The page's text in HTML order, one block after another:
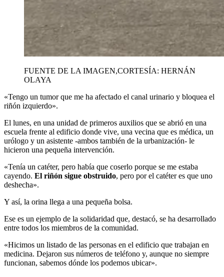
FUENTE DE LA IMAGEN,CORTESÍA: HERNÁN
OLAYA
«Tengo un tumor que me ha afectado el canal urinario y bloquea el
riñón izquierdo».
El lunes, en una unidad de primeros auxilios que se abrió en una
escuela frente al edificio donde vive, una vecina que es médica, un
urólogo y un asistente -ambos también de la urbanización- le
hicieron una pequeña intervención.
«Tenía un catéter, pero había que coserlo porque se me estaba
cayendo. El riñón sigue obstruido, pero por el catéter es que uno
deshecha».
Y así, la orina llega a una pequeña bolsa.
Ese es un ejemplo de la solidaridad que, destacó, se ha desarrollado
entre todos los miembros de la comunidad.
«Hicimos un listado de las personas en el edificio que trabajan en
medicina. Dejaron sus números de teléfono y, aunque no siempre
funcionan, sabemos dónde los podemos ubicar».